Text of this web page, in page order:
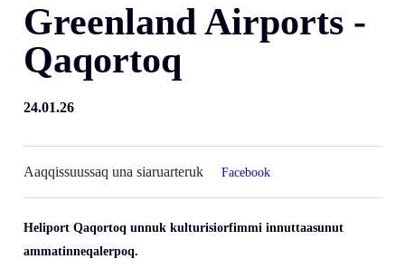
Greenland Airports -
Qaqortoq
24.01.26
Aaqqissuussaq una siaruarteruk Facebook
Heliport Qaqortoq unnuk kulturisiorfimmi innuttaasunut
ammatinneqalerpoq.